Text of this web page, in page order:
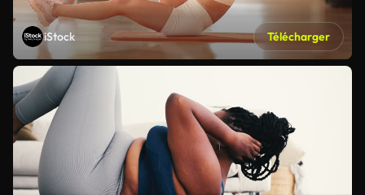
iStock Télécharger